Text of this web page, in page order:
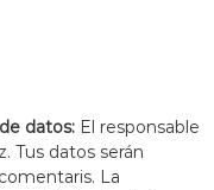
datos: El responsable
Tus datos serán
La